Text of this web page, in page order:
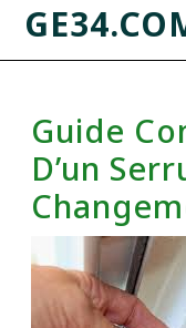
Guide
D’un